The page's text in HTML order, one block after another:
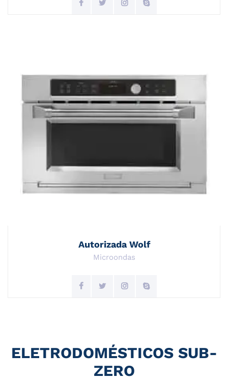
Autorizada Wolf
Microondas
ELETRODOMÉSTICOS SUB-
ZERO